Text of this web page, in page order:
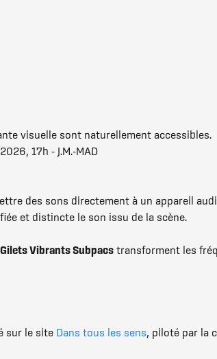
visuelle sont naturellement accessibles.
17h - J.M.-MAD
des sons directement à un appareil
et distincte le son issu de la scène.
Vibrants Subpacs transforment les
sur le site Dans tous les sens, piloté par la